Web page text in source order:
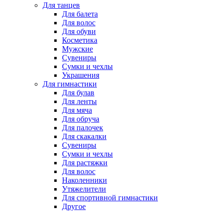
Для танцев
Для балета
Для волос
Для обуви
Косметика
Мужские
Сувениры
Сумки и чехлы
Украшения
Для гимнастики
Для булав
Для ленты
Для мяча
Для обруча
Для палочек
Для скакалки
Сувениры
Сумки и чехлы
Для растяжки
Для волос
Наколенники
Утяжелители
Для спортивной гимнастики
Другое